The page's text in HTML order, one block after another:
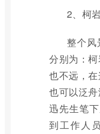
2、柯
整个风
分别为：
也不远，
也可以泛
迅先生笔
到工作人